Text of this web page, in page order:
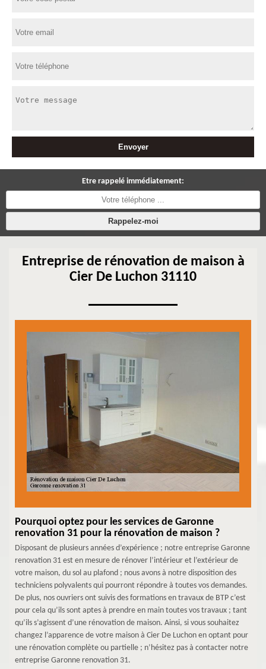
Etre rappelé immédiatement:
Entreprise de rénovation de maison à
Cier De Luchon 31110
Pourquoi optez pour les services de Garonne
renovation 31 pour la rénovation de maison ?
Disposant de plusieurs années d’expérience ; notre entreprise Garonne
renovation 31 est en mesure de rénover l’intérieur et l’extérieur de
votre maison, du sol au plafond ; nous avons à notre disposition des
techniciens polyvalents qui pourront répondre à toutes vos demandes.
De plus, nos ouvriers ont suivis des formations en travaux de BTP c’est
pour cela qu’ils sont aptes à prendre en main toutes vos travaux ; tant
qu’ils s’agissent d’une rénovation de maison. Ainsi, si vous souhaitez
changez l’apparence de votre maison à Cier De Luchon en optant pour
une rénovation complète ou partielle ; n’hésitez pas à contacter notre
entreprise Garonne renovation 31.